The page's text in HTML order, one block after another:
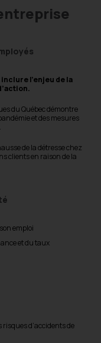
l’enjeu de la
du Québec démontre
et des mesures
de la détresse chez
clients en raison de la
emploi
et du taux
d’accidents de